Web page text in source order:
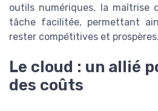
outils numériques, la maîtrise
tâche facilitée, permettant
rester compétitives et prospères.
Le cloud : un allié
des coûts